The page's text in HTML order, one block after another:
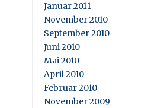
Januar 2011
November 2010
September 2010
Juni 2010
Mai 2010
April 2010
Februar 2010
November 2009